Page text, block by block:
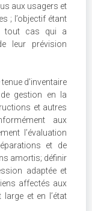
aux usagers et
; l’objectif étant
tout cas qui a
leur prévision
d’inventaire
gestion en la
et autres
aux
l’évaluation
et de
amortis; définir
adaptée et
affectés aux
et en l’état